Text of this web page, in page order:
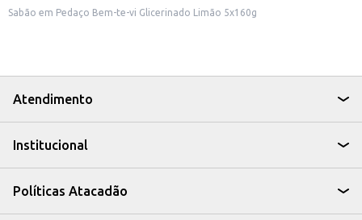
Sabão em Pedaço Bem-te-vi Glicerinado Limão 5x160g
Atendimento
Institucional
Políticas Atacadão